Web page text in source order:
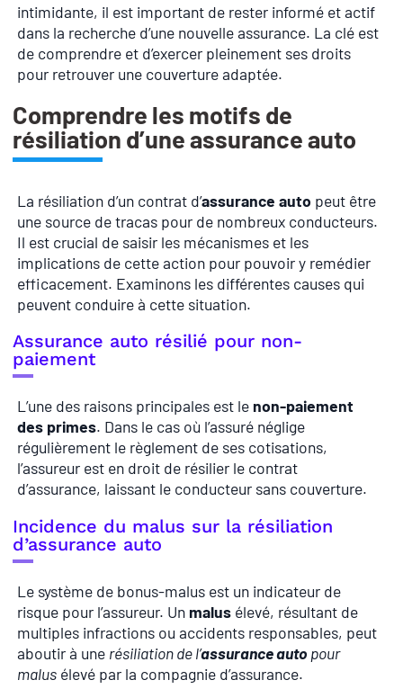
intimidante, il est important de rester informé et actif
dans la recherche d’une nouvelle assurance. La clé est
de comprendre et d’exercer pleinement ses droits
pour retrouver une couverture adaptée.
Comprendre les motifs de
résiliation d’une assurance auto
La résiliation d’un contrat d’assurance auto peut être
une source de tracas pour de nombreux conducteurs.
Il est crucial de saisir les mécanismes et les
implications de cette action pour pouvoir y remédier
efficacement. Examinons les différentes causes qui
peuvent conduire à cette situation.
Assurance auto résilié pour non-
paiement
L’une des raisons principales est le non-paiement
des primes. Dans le cas où l’assuré néglige
régulièrement le règlement de ses cotisations,
l’assureur est en droit de résilier le contrat
d’assurance, laissant le conducteur sans couverture.
Incidence du malus sur la résiliation
d’assurance auto
Le système de bonus-malus est un indicateur de
risque pour l’assureur. Un malus élevé, résultant de
multiples infractions ou accidents responsables, peut
aboutir à une résiliation de l’assurance auto pour
malus élevé par la compagnie d’assurance.